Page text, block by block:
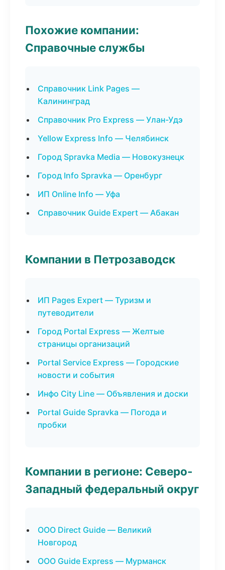
Похожие компании:
Справочные службы
Справочник Link Pages —
Калининград
Справочник Pro Express — Улан-Удэ
Yellow Express Info — Челябинск
Город Spravka Media — Новокузнецк
Город Info Spravka — Оренбург
ИП Online Info — Уфа
Справочник Guide Expert — Абакан
Компании в Петрозаводск
ИП Pages Expert — Туризм и
путеводители
Город Portal Express — Желтые
страницы организаций
Portal Service Express — Городские
новости и события
Инфо City Line — Объявления и доски
Portal Guide Spravka — Погода и
пробки
Компании в регионе: Северо-
Западный федеральный округ
ООО Direct Guide — Великий
Новгород
ООО Guide Express — Мурманск